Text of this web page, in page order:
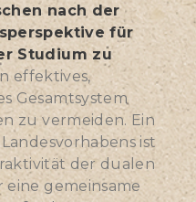
nach der
für
Studium zu
effektives,
Gesamtsystem
zu vermeiden. Ein
ist
der dualen
gemeinsame